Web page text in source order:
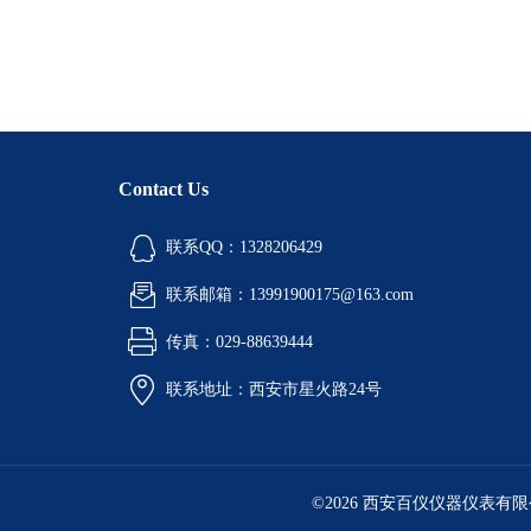
Contact Us
联系QQ：1328206429
联系邮箱：13991900175@163.com
传真：029-88639444
联系地址：西安市星火路24号
©2026 西安百仪仪器仪表有